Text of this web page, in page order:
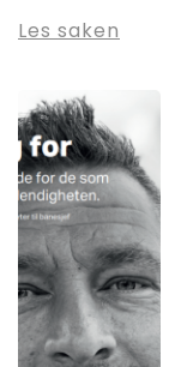
Les saken